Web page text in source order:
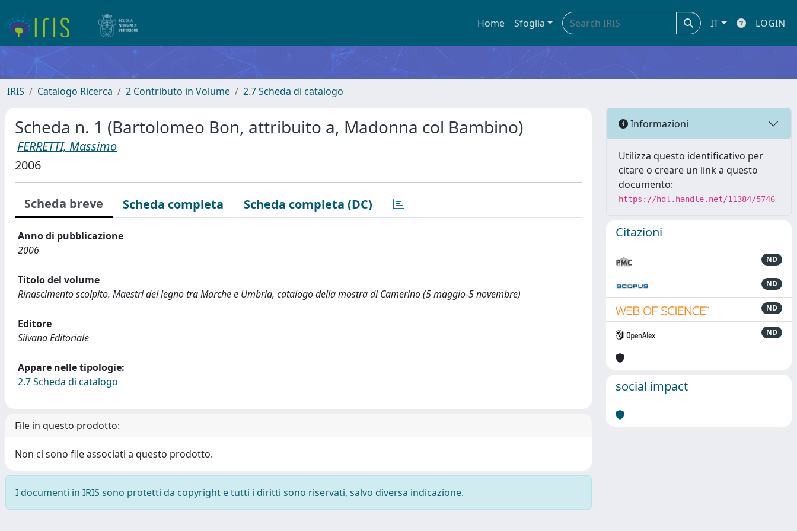
Home Sfoglia IT LOGIN
IRIS Catalogo Ricerca 2 Contributo in Volume 2.7 Scheda di catalogo
Scheda n. 1 (Bartolomeo Bon, attribuito a, Madonna col Bambino)
FERRETTI, Massimo
2006
Scheda breve Scheda completa Scheda completa (DC)
Anno di pubblicazione
2006
Titolo del volume
Rinascimento scolpito. Maestri del legno tra Marche e Umbria, catalogo della mostra di Camerino (5 maggio-5 novembre)
Editore
Silvana Editoriale
Appare nelle tipologie:
2.7 Scheda di catalogo
File in questo prodotto:
Non ci sono file associati a questo prodotto.
I documenti in IRIS sono protetti da copyright e tutti i diritti sono riservati, salvo diversa indicazione.
Informazioni
Utilizza questo identificativo per
citare o creare un link a questo
documento:
https://hdl.handle.net/11384/5746
Citazioni
ND
ND
ND
ND
social impact